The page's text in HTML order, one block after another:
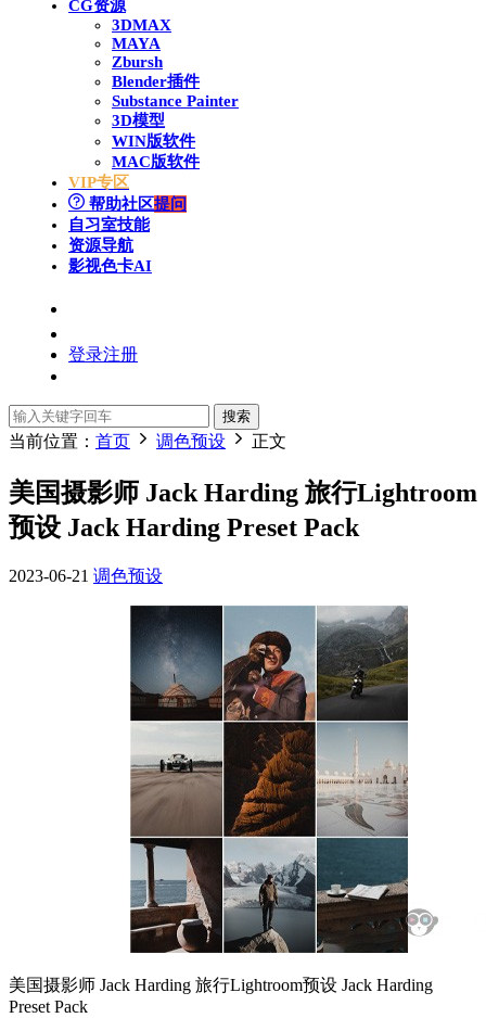
CG资源
3DMAX
MAYA
Zbursh
Blender插件
Substance Painter
3D模型
WIN版软件
MAC版软件
VIP专区
帮助社区提问
自习室技能
资源导航
影视色卡AI
登录注册
搜索
当前位置： 首页 调色预设 正文
美国摄影师 Jack Harding 旅行Lightroom
预设 Jack Harding Preset Pack
2023-06-21 调色预设
美国摄影师 Jack Harding 旅行Lightroom预设 Jack Harding
Preset Pack